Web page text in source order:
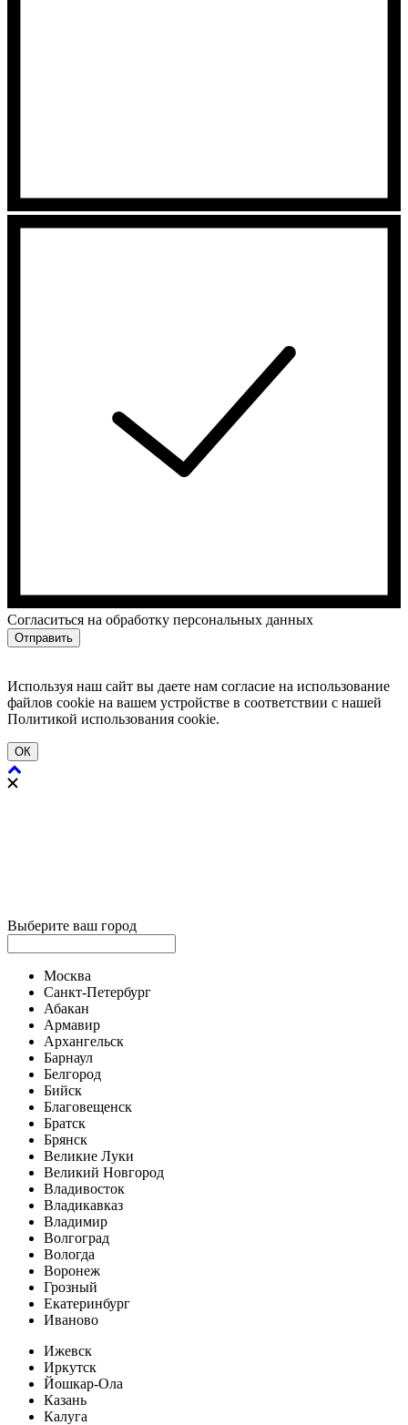
Cогласиться на обработку персональных данных
Отправить
Используя наш сайт вы даете нам согласие на использование
файлов cookie на вашем устройстве в соответствии с нашей
Политикой использования cookie.
ОК
Выберите ваш город
Москва
Санкт-Петербург
Абакан
Армавир
Архангельск
Барнаул
Белгород
Бийск
Благовещенск
Братск
Брянск
Великие Луки
Великий Новгород
Владивосток
Владикавказ
Владимир
Волгоград
Вологда
Воронеж
Грозный
Екатеринбург
Иваново
Ижевск
Иркутск
Йошкар-Ола
Казань
Калуга